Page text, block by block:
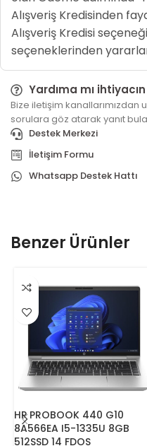
Alışveriş Kredisinden
Alışveriş Kredisi
seçeneklerinden
Yardıma mı
Bize iletişim kanallarımızdan
sorulara göz atarak yanıt
Destek Merkezi
İletişim Formu
Whatsapp Destek Hattı
Benzer Ürünler
HP PROBOOK 440 G10
8A566EA I5-1335U 8GB
512SSD 14 FDOS